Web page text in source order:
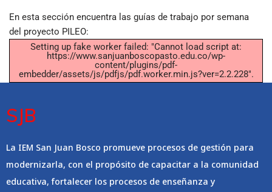
En esta sección encuentra las guías de trabajo por semana
del proyecto PILEO:
Setting up fake worker failed: "Cannot load script at:
https://www.sanjuanboscopasto.edu.co/wp-
content/plugins/pdf-
embedder/assets/js/pdfjs/pdf.worker.min.js?ver=2.2.228".
SJB
La IEM San Juan Bosco promueve procesos de gestión para
modernizarla, con el propósito de capacitar a la comunidad
educativa, fortalecer los procesos de enseñanza y